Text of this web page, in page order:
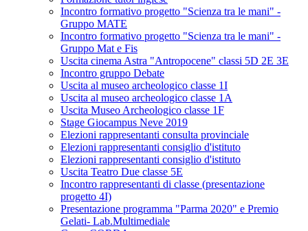
Incontro formativo progetto "Scienza tra le mani" -
Gruppo MATE
Incontro formativo progetto "Scienza tra le mani" -
Gruppo Mat e Fis
Uscita cinema Astra "Antropocene" classi 5D 2E 3E
Incontro gruppo Debate
Uscita al museo archeologico classe 1I
Uscita al museo archeologico classe 1A
Uscita Museo Archeologico classe 1F
Stage Giocampus Neve 2019
Elezioni rappresentanti consulta provinciale
Elezioni rappresentanti consiglio d'istituto
Elezioni rappresentanti consiglio d'istituto
Uscita Teatro Due classe 5E
Incontro rappresentanti di classe (presentazione
progetto 4I)
Presentazione programma "Parma 2020" e Premio
Gelati- Lab.Multimediale